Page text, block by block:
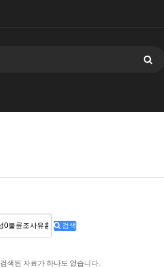
검색
검색된 자료가 하나도 없습니다.